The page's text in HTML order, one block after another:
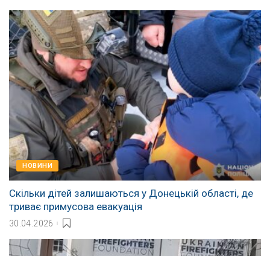
НОВИНИ
Скільки дітей залишаються у Донецькій області, де
триває примусова евакуація
30.04.2026